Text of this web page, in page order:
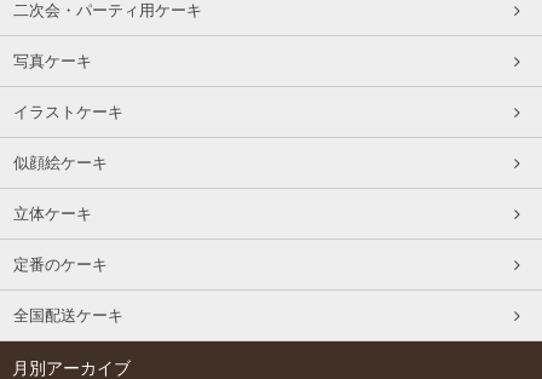
二次会・パーティ用ケーキ
写真ケーキ
イラストケーキ
似顔絵ケーキ
立体ケーキ
定番のケーキ
全国配送ケーキ
月別アーカイブ